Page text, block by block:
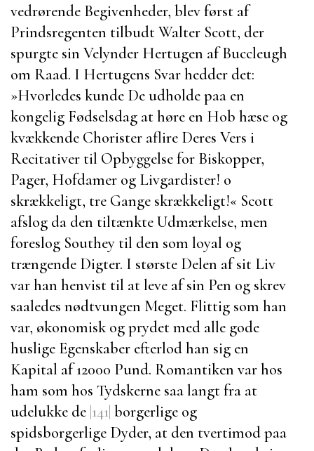
vedrørende Begivenheder, blev først af
Prindsregenten tilbudtWalter Scott, der
spurgte sin Velynder Hertugen af Buccleugh
om Raad. I Hertugens Svar hedder det:
»Hvorledes kunde De udholde paa en
kongelig Fødselsdag at høre en Hob hæse og
kvækkende Chorister aflire Deres Vers i
Recitativer til Opbyggelse for Biskopper,
Pager, Hofdamer og Livgardister! o
skrækkeligt, tre Gange skrækkeligt!« Scott
afslog da den tiltænkte Udmærkelse, men
foreslog Southey til den som loyal og
trængende Digter. I største Delen af sit Liv
var han henvist til at leve af sin Pen og skrev
saaledes nødtvungen Meget. Flittig som han
var, økonomisk og prydet med alle gode
huslige Egenskaber efterlod han sig en
Kapital af 12000 Pund. Romantiken var hos
ham som hos Tydskerne saa langt fra at
udelukke de |141| borgerlige og
spidsborgerlige Dyder, at den tvertimod paa